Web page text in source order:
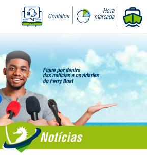
Contatos
Hora
marcada
Notícias